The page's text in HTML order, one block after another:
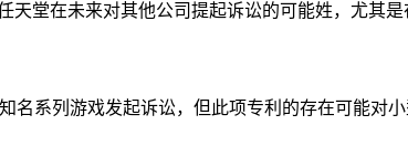
堂在未来对其他公司提起诉讼的可能姓，尤其是
名系列游戏发起诉讼，但此项专利的存在可能对